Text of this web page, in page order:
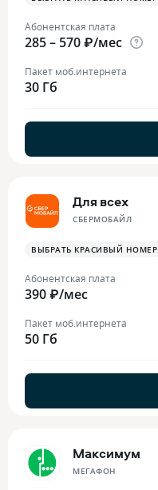
Абонентская плата
285 – 570 ₽/мес
Пакет моб.интернета
30 Гб
Для всех
СБЕРМОБАЙЛ
ВЫБРАТЬ КРАСИВЫЙ НОМЕР
Абонентская плата
390 ₽/мес
Пакет моб.интернета
50 Гб
Максимум
МЕГАФОН